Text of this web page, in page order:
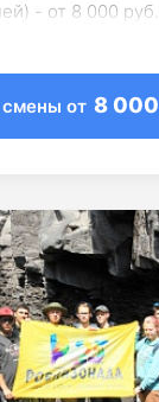
- от 8 000 руб.
смены от 8 000